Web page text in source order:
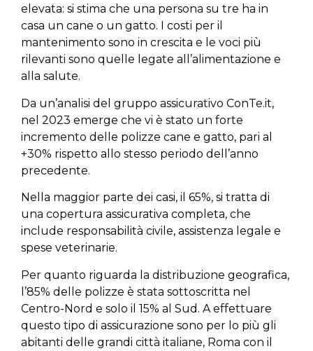
elevata: si stima che una persona su tre ha in
casa un cane o un gatto. I costi per il
mantenimento sono in crescita e le voci più
rilevanti sono quelle legate all’alimentazione e
alla salute.
Da un’analisi del gruppo assicurativo ConTe.it,
nel 2023 emerge che vi è stato un forte
incremento delle polizze cane e gatto, pari al
+30% rispetto allo stesso periodo dell’anno
precedente.
Nella maggior parte dei casi, il 65%, si tratta di
una copertura assicurativa completa, che
include responsabilità civile, assistenza legale e
spese veterinarie.
Per quanto riguarda la distribuzione geografica,
l’85% delle polizze è stata sottoscritta nel
Centro-Nord e solo il 15% al Sud. A effettuare
questo tipo di assicurazione sono per lo più gli
abitanti delle grandi città italiane, Roma con il